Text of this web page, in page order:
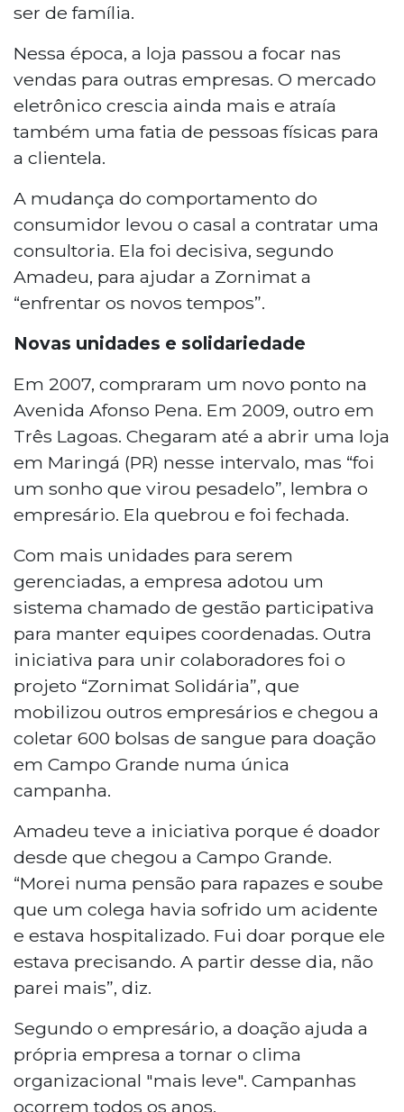
ser de família.
Nessa época, a loja passou a focar nas
vendas para outras empresas. O mercado
eletrônico crescia ainda mais e atraía
também uma fatia de pessoas físicas para
a clientela.
A mudança do comportamento do
consumidor levou o casal a contratar uma
consultoria. Ela foi decisiva, segundo
Amadeu, para ajudar a Zornimat a
“enfrentar os novos tempos”.
Novas unidades e solidariedade
Em 2007, compraram um novo ponto na
Avenida Afonso Pena. Em 2009, outro em
Três Lagoas. Chegaram até a abrir uma loja
em Maringá (PR) nesse intervalo, mas “foi
um sonho que virou pesadelo”, lembra o
empresário. Ela quebrou e foi fechada.
Com mais unidades para serem
gerenciadas, a empresa adotou um
sistema chamado de gestão participativa
para manter equipes coordenadas. Outra
iniciativa para unir colaboradores foi o
projeto “Zornimat Solidária”, que
mobilizou outros empresários e chegou a
coletar 600 bolsas de sangue para doação
em Campo Grande numa única
campanha.
Amadeu teve a iniciativa porque é doador
desde que chegou a Campo Grande.
“Morei numa pensão para rapazes e soube
que um colega havia sofrido um acidente
e estava hospitalizado. Fui doar porque ele
estava precisando. A partir desse dia, não
parei mais”, diz.
Segundo o empresário, a doação ajuda a
própria empresa a tornar o clima
organizacional "mais leve". Campanhas
ocorrem todos os anos.